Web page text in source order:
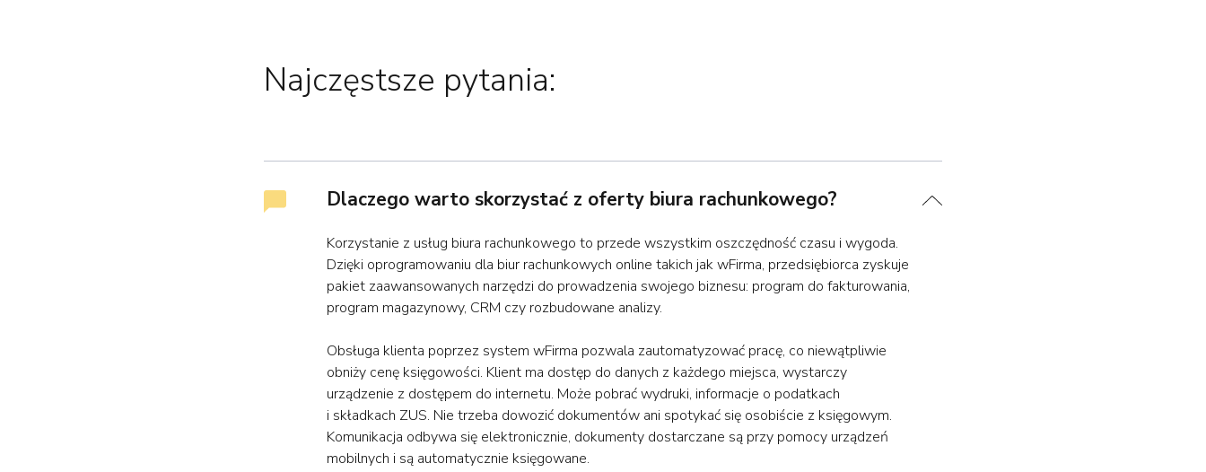
Najczęstsze pytania:
Dlaczego warto skorzystać z oferty biura rachunkowego?
Korzystanie z usług biura rachunkowego to przede wszystkim oszczędność czasu i wygoda.
Dzięki oprogramowaniu dla biur rachunkowych online takich jak wFirma, przedsiębiorca zyskuje
pakiet zaawansowanych narzędzi do prowadzenia swojego biznesu: program do fakturowania,
program magazynowy, CRM czy rozbudowane analizy.
Obsługa klienta poprzez system wFirma pozwala zautomatyzować pracę, co niewątpliwie
obniży cenę księgowości. Klient ma dostęp do danych z każdego miejsca, wystarczy
urządzenie z dostępem do internetu. Może pobrać wydruki, informacje o podatkach
i składkach ZUS. Nie trzeba dowozić dokumentów ani spotykać się osobiście z księgowym.
Komunikacja odbywa się elektronicznie, dokumenty dostarczane są przy pomocy urządzeń
mobilnych i są automatycznie księgowane.